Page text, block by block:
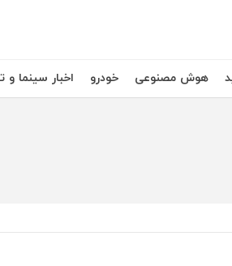
هوش مصنوعی خودرو اخبار سینما و